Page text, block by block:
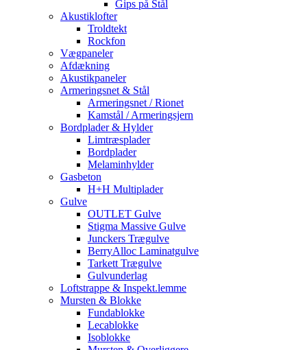
Gips på Stål
Akustiklofter
Troldtekt
Rockfon
Vægpaneler
Afdækning
Akustikpaneler
Armeringsnet & Stål
Armeringsnet / Rionet
Kamstål / Armeringsjern
Bordplader & Hylder
Limtræsplader
Bordplader
Melaminhylder
Gasbeton
H+H Multiplader
Gulve
OUTLET Gulve
Stigma Massive Gulve
Junckers Trægulve
BerryAlloc Laminatgulve
Tarkett Trægulve
Gulvunderlag
Loftstrappe & Inspekt.lemme
Mursten & Blokke
Fundablokke
Lecablokke
Isoblokke